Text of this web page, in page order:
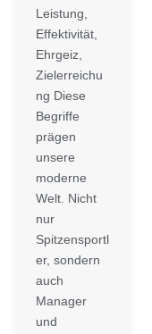
Leistung,
Effektivität,
Ehrgeiz,
Zielerreichu
ng Diese
Begriffe
prägen
unsere
moderne
Welt. Nicht
nur
Spitzensportl
er, sondern
auch
Manager
und